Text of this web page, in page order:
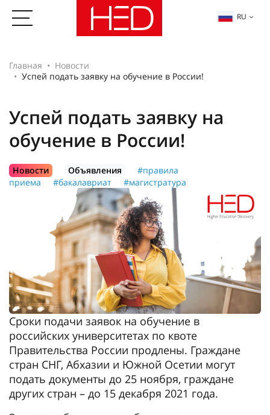
RU
Главная
Новости
Успей подать заявку на обучение в России!
Успей подать заявку на
обучение в России!
Новости Объявления
#правила
приема
#бакалавриат #магистратура
Сроки подачи заявок на обучение в
российских университетах по квоте
Правительства России продлены. Граждане
стран СНГ, Абхазии и Южной Осетии могут
подать документы до 25 ноября, граждане
других стран – до 15 декабря 2021 года.